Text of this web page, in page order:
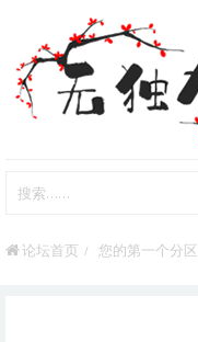
论坛首页 您的第一个分区